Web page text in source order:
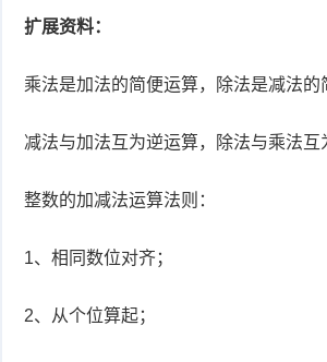
扩展资料：
乘法是加法的简便运算，除法是减法的
减法与加法互为逆运算，除法与乘法互
整数的加减法运算法则：
1、相同数位对齐；
2、从个位算起；